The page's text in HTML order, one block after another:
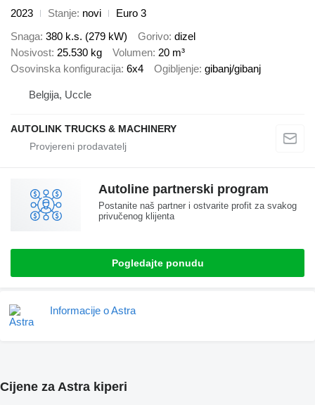
2023
Stanje novi
Euro 3
Snaga 380 k.s. (279 kW) Gorivo dizel
Nosivost 25.530 kg Volumen 20 m³
Osovinska konfiguracija 6x4 Ogibljenje gibanj/gibanj
Belgija, Uccle
AUTOLINK TRUCKS & MACHINERY
Autoline partnerski program
Postanite naš partner i ostvarite profit za svakog
privučenog klijenta
Pogledajte ponudu
Informacije o Astra
Cijene za Astra kiperi